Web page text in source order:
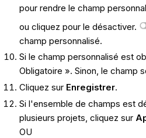
pour rendre le champ
ou cliquez pour le désactiver.
champ personnalisé.
Si le champ personnalisé est
Obligatoire ». Sinon, le champ
Cliquez sur Enregistrer.
Si l'ensemble de champs est
plusieurs projets, cliquez sur
OU